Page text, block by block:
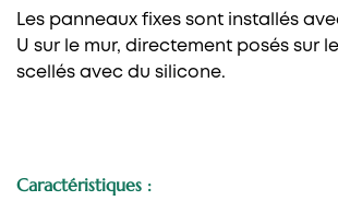
Les panneaux fixes sont installés
U sur le mur, directement posés sur
scellés avec du silicone.
Caractéristiques :